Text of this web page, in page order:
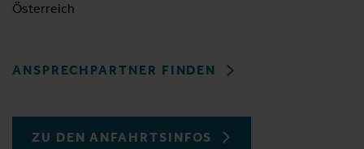
Österreich
ANSPRECHPARTNER FINDEN
ZU DEN ANFAHRTSINFOS